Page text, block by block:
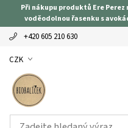
Při nákupu produktů Ere Perez
voděodolnou řasenku s
+420 605 210 630
CZK